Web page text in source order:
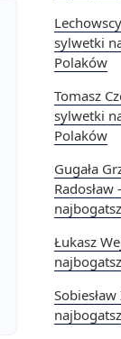
sylwetki
Polaków
Tomasz
sylwetki
Polaków
Gugała
Łukasz